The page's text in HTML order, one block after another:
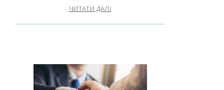
ЧИТАТИ ДАЛІ